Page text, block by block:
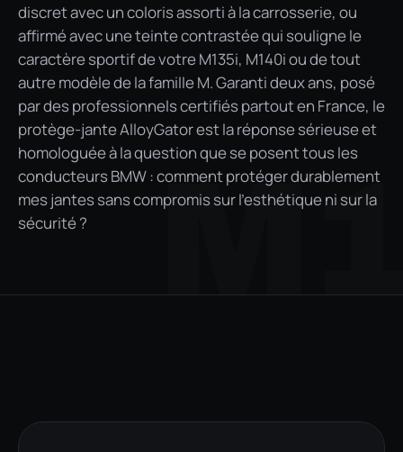
discret avec un coloris assorti à la carrosserie, ou
affirmé avec une teinte contrastée qui souligne le
caractère sportif de votre M135i, M140i ou de tout
autre modèle de la famille M. Garanti deux ans, posé
par des professionnels certifiés partout en France, le
protège-jante AlloyGator est la réponse sérieuse et
homologuée à la question que se posent tous les
conducteurs BMW : comment protéger durablement
mes jantes sans compromis sur l'esthétique ni sur la
sécurité ?